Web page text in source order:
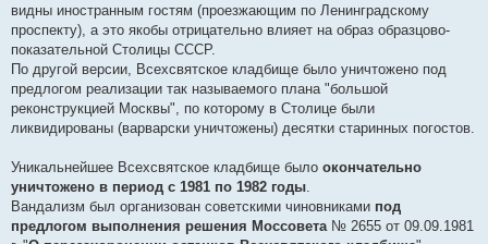
видны иностранным гостям (проезжающим по Ленинградскому
проспекту), а это якобы отрицательно влияет на образ образцово-
показательной Столицы СССР.
По другой версии, Всехсвятское кладбище было уничтожено под
предлогом реализации так называемого плана "большой
реконструкцией Москвы", по которому в Столице были
ликвидированы (варварски уничтожены) десятки старинных погостов.
Уникальнейшее Всехсвятское кладбище было окончательно
уничтожено в период с 1981 по 1982 годы
Вандализм был организован советскими чиновниками под
предлогом выполнения решения Моссовета № 2655 от 09.09.1981